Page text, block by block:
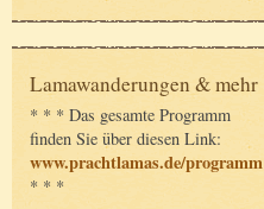
Lamawanderungen & mehr
* * * Das gesamte Programm
finden Sie über diesen Link:
www.prachtlamas.de/programm
* * *